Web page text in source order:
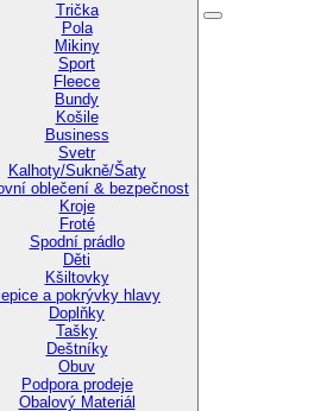
Trička
Pola
Mikiny
Sport
Fleece
Bundy
Košile
Business
Svetr
Kalhoty/Sukně/Šaty
oblečení & bezpečnost
Kroje
Froté
Spodní prádlo
Děti
Kšiltovky
a pokrývky hlavy
Doplňky
Tašky
Deštníky
Obuv
Podpora prodeje
Obalový Materiál